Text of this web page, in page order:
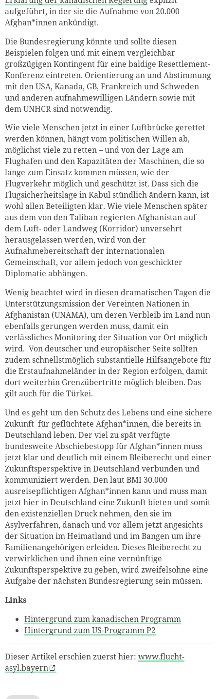
aufgeführt, in der sie die Aufnahme von 20.000
Afghan*innen ankündigt.
Die Bundesregierung könnte und sollte diesen
Beispielen folgen und mit einem vergleichbar
großzügigen Kontingent für eine baldige Resettlement-
Konferenz eintreten. Orientierung an und Abstimmung
mit den USA, Kanada, GB, Frankreich und Schweden
und anderen aufnahmewilligen Ländern sowie mit
dem UNHCR sind notwendig.
Wie viele Menschen jetzt in einer Luftbrücke gerettet
werden können, hängt vom politischen Willen ab,
möglichst viele zu retten – und von der Lage am
Flughafen und den Kapazitäten der Maschinen, die so
lange zum Einsatz kommen müssen, wie der
Flugverkehr möglich und geschützt ist. Dass sich die
Flugsicherheitslage in Kabul stündlich ändern kann, ist
wohl allen Beteiligten klar. Wie viele Menschen später
aus dem von den Taliban regierten Afghanistan auf
dem Luft- oder Landweg (Korridor) unversehrt
herausgelassen werden, wird von der
Aufnahmebereitschaft der internationalen
Gemeinschaft, vor allem jedoch von geschickter
Diplomatie abhängen.
Wenig beachtet wird in diesen dramatischen Tagen die
Unterstützungsmission der Vereinten Nationen in
Afghanistan (UNAMA), um deren Verbleib im Land nun
ebenfalls gerungen werden muss, damit ein
verlässliches Monitoring der Situation vor Ort möglich
wird. Von deutscher und europäischer Seite sollten
zudem schnellstmöglich substantielle Hilfsangebote für
die Erstaufnahmeländer in der Region erfolgen, damit
dort weiterhin Grenzübertritte möglich bleiben. Das
gilt auch für die Türkei.
Und es geht um den Schutz des Lebens und eine sichere
Zukunft für geflüchtete Afghan*innen, die bereits in
Deutschland leben. Der viel zu spät verfügte
bundesweite Abschiebestopp für Afghan*innen muss
jetzt klar und deutlich mit einem Bleiberecht und einer
Zukunftsperspektive in Deutschland verbunden und
kommuniziert werden. Den laut BMI 30.000
ausreisepflichtigen Afghan*innen kann und muss man
jetzt hier in Deutschland eine Zukunft bieten und somit
den existenziellen Druck nehmen, den sie im
Asylverfahren, danach und vor allem jetzt angesichts
der Situation im Heimatland und im Bangen um ihre
Familienangehörigen erleiden. Dieses Bleiberecht zu
verwirklichen und ihnen eine vernünftige
Zukunftsperspektive zu geben, wird zweifelsohne eine
Aufgabe der nächsten Bundesregierung sein müssen.
Links
Hintergrund zum kanadischen Programm
Hintergrund zum US-Programm P2
Dieser Artikel erschien zuerst hier: www.flucht-
asyl.bayern